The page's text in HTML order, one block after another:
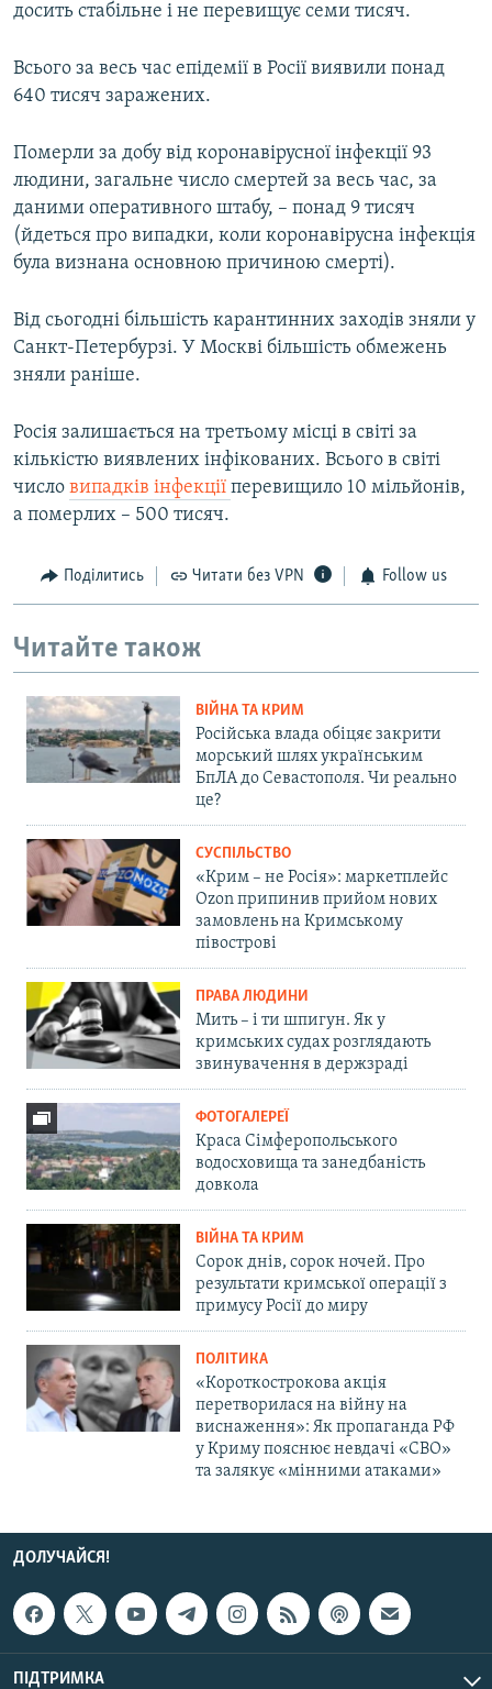
досить стабільне і не перевищує семи тисяч.
Всього за весь час епідемії в Росії виявили понад
640 тисяч заражених.
Померли за добу від коронавірусної інфекції 93
людини, загальне число смертей за весь час, за
даними оперативного штабу, – понад 9 тисяч
(йдеться про випадки, коли коронавірусна інфекція
була визнана основною причиною смерті).
Від сьогодні більшість карантинних заходів зняли у
Санкт-Петербурзі. У Москві більшість обмежень
зняли раніше.
Росія залишається на третьому місці в світі за
кількістю виявлених інфікованих. Всього в світі
число випадків інфекції перевищило 10 мільйонів,
а померлих – 500 тисяч.
Поділитись Читати без VPN Follow us
Читайте також
ВІЙНА ТА КРИМ
Російська влада обіцяє закрити
морський шлях українським
БпЛА до Севастополя. Чи реально
це?
СУСПІЛЬСТВО
«Крим – не Росія»: маркетплейс
Ozon припинив прийом нових
замовлень на Кримському
півострові
ПРАВА ЛЮДИНИ
Мить – і ти шпигун. Як у
кримських судах розглядають
звинувачення в держзраді
ФОТОГАЛЕРЕЇ
Краса Сімферопольського
водосховища та занедбаність
довкола
ВІЙНА ТА КРИМ
Сорок днів, сорок ночей. Про
результати кримської операції з
примусу Росії до миру
ПОЛІТИКА
«Короткострокова акція
перетворилася на війну на
виснаження»: Як пропаганда РФ
у Криму пояснює невдачі «СВО»
та залякує «мінними атаками»
ДОЛУЧАЙСЯ!
ПІДТРИМКА